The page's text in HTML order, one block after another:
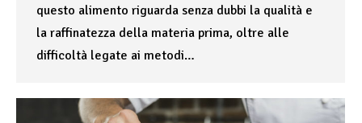
questo alimento riguarda senza dubbi la qualità e
la raffinatezza della materia prima, oltre alle
difficoltà legate ai metodi…